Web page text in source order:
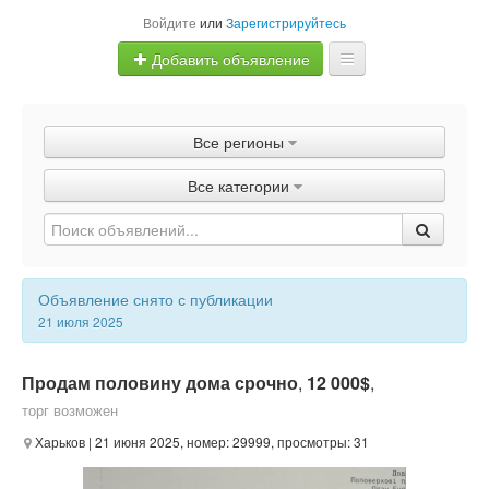
Войдите или Зарегистрируйтесь
Добавить объявление
Объявления
Быстрая продажа
Все регионы
Все категории
Объявление снято с публикации
21 июля 2025
Продам половину дома срочно, 12 000$,
торг возможен
Харьков | 21 июня 2025, номер: 29999, просмотры: 31